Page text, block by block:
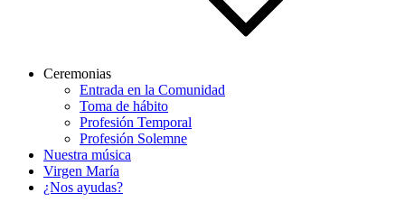
Ceremonias
Entrada en la Comunidad
Toma de hábito
Profesión Temporal
Profesión Solemne
Nuestra música
Virgen María
¿Nos ayudas?